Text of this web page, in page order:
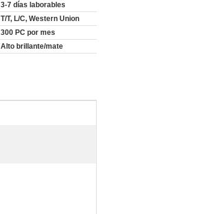
3-7 días laborables
T/T, L/C, Western Union
300 PC por mes
Alto brillante/mate